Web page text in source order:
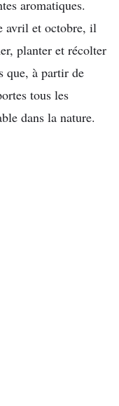
aromatiques.
avril et octobre, il
planter et récolter
que, à partir de
tous les
dans la nature.